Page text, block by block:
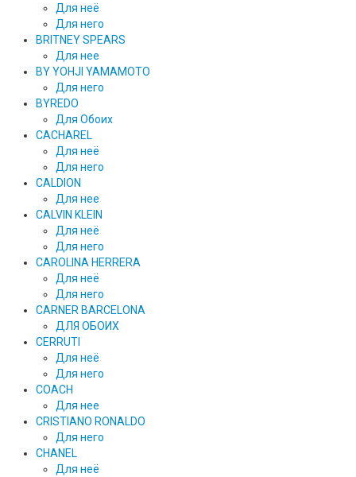
Для неё
Для него
BRITNEY SPEARS
Для нее
BY YOHJI YAMAMOTO
Для него
BYREDO
Для Обоих
CACHAREL
Для неё
Для него
CALDION
Для нее
CALVIN KLEIN
Для неё
Для него
CAROLINA HERRERA
Для неё
Для него
CARNER BARCELONA
ДЛЯ ОБОИХ
CERRUTI
Для неё
Для него
COACH
Для нее
CRISTIANO RONALDO
Для него
CHANEL
Для неё